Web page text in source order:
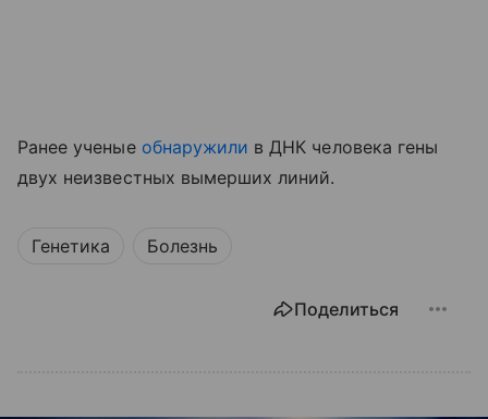
Ранее ученые обнаружили в ДНК человека гены
двух неизвестных вымерших линий.
Генетика Болезнь
Поделиться